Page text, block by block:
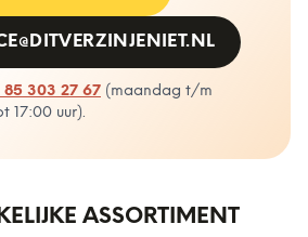
85 303 27 67 ( maandag t/m
17:00 uur).
ASSORTIMENT